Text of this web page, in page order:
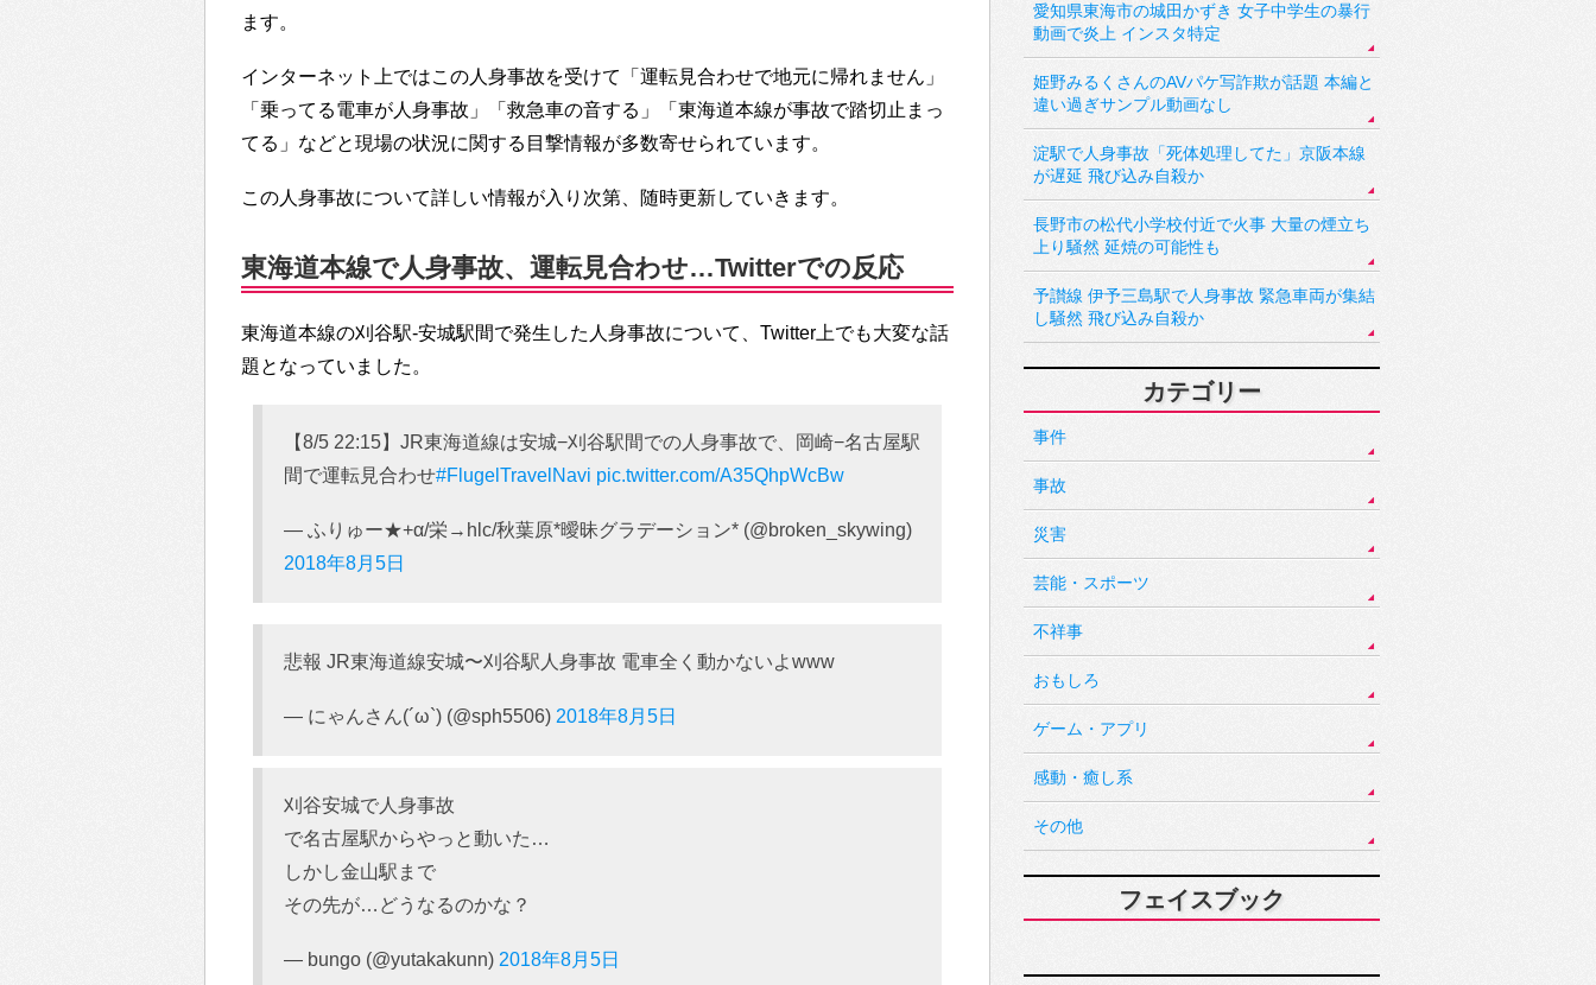
ます。
インターネット上ではこの人身事故を受けて「運転見合わせで地元に帰れません」
「乗ってる電車が人身事故」「救急車の音する」「東海道本線が事故で踏切止まっ
てる」などと現場の状況に関する目撃情報が多数寄せられています。
この人身事故について詳しい情報が入り次第、随時更新していきます。
東海道本線で人身事故、運転見合わせ…Twitterでの反応
東海道本線の刈谷駅-安城駅間で発生した人身事故について、Twitter上でも大変な話
題となっていました。
【8/5 22:15】JR東海道線は安城−刈谷駅間での人身事故で、岡崎−名古屋駅
間で運転見合わせ#FlugelTravelNavi pic.twitter.com/A35QhpWcBw
— ふりゅー★+α/栄→hlc/秋葉原*曖昧グラデーション* (@broken_skywing)
2018年8月5日
悲報 JR東海道線安城〜刈谷駅人身事故 電車全く動かないよwww
— にゃんさん(´ω`) (@sph5506) 2018年8月5日
刈谷安城で人身事故
で名古屋駅からやっと動いた…
しかし金山駅まで
その先が…どうなるのかな？
— bungo (@yutakakunn) 2018年8月5日
愛知県東海市の城田かずき 女子中学生の暴行
動画で炎上 インスタ特定
姫野みるくさんのAVパケ写詐欺が話題 本編と
違い過ぎサンプル動画なし
淀駅で人身事故「死体処理してた」京阪本線
が遅延 飛び込み自殺か
長野市の松代小学校付近で火事 大量の煙立ち
上り騒然 延焼の可能性も
予讃線 伊予三島駅で人身事故 緊急車両が集結
し騒然 飛び込み自殺か
カテゴリー
事件
事故
災害
芸能・スポーツ
不祥事
おもしろ
ゲーム・アプリ
感動・癒し系
その他
フェイスブック